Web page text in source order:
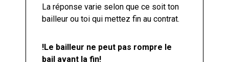
La réponse varie selon que ce soit ton
bailleur ou toi qui mettez fin au contrat.
!Le bailleur ne peut pas rompre le
bail avant la fin!